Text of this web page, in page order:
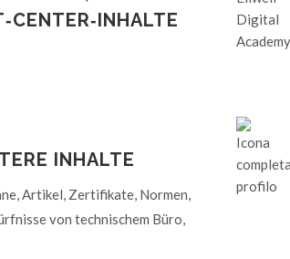
INHALTE
Artikel, Zertifikate, Normen,
von technischem Büro,